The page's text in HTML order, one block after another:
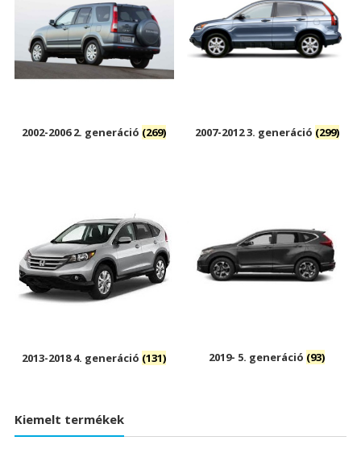
2002-2006 2. generáció (269) 2007-2012 3. generáció (299)
2013-2018 4. generáció (131) 2019- 5. generáció (93)
Kiemelt termékek